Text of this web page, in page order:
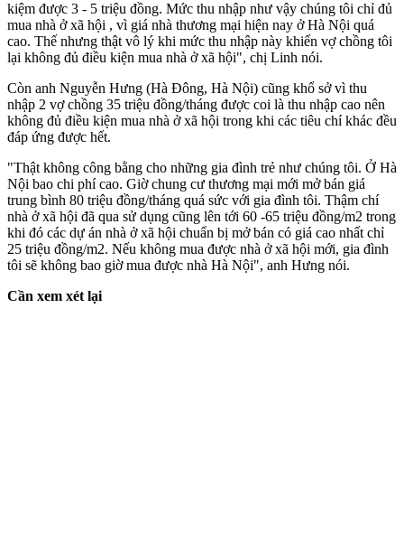
kiệm được 3 - 5 triệu đồng. Mức thu nhập như vậy chúng tôi chỉ đủ
mua nhà ở xã hội , vì giá nhà thương mại hiện nay ở Hà Nội quá
cao. Thế nhưng thật vô lý khi mức thu nhập này khiến vợ chồng tôi
lại không đủ điều kiện mua nhà ở xã hội", chị Linh nói.
Còn anh Nguyễn Hưng (Hà Đông, Hà Nội) cũng khổ sở vì thu
nhập 2 vợ chồng 35 triệu đồng/tháng được coi là thu nhập cao nên
không đủ điều kiện mua nhà ở xã hội trong khi các tiêu chí khác đều
đáp ứng được hết.
"Thật không công bằng cho những gia đình trẻ như chúng tôi. Ở Hà
Nội bao chi phí cao. Giờ chung cư thương mại mới mở bán giá
trung bình 80 triệu đồng/tháng quá sức với gia đình tôi. Thậm chí
nhà ở xã hội đã qua sử dụng cũng lên tới 60 -65 triệu đồng/m2 trong
khi đó các dự án nhà ở xã hội chuẩn bị mở bán có giá cao nhất chỉ
25 triệu đồng/m2. Nếu không mua được nhà ở xã hội mới, gia đình
tôi sẽ không bao giờ mua được nhà Hà Nội", anh Hưng nói.
Cần xem xét lại